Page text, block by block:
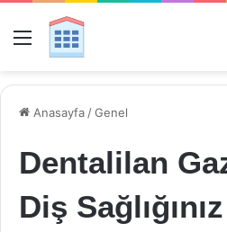
Menü
Anasayfa /Genel
Dentalilan
Diş